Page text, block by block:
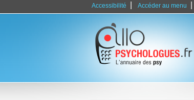
Accessibilité Accéder au menu